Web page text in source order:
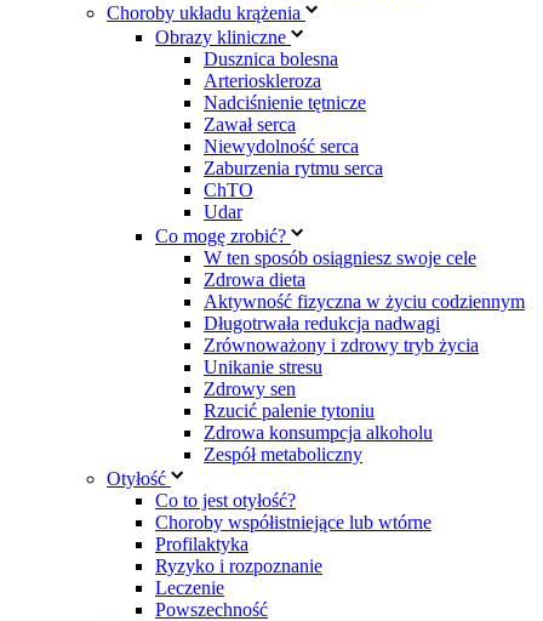
Choroby układu krążenia
Obrazy kliniczne
Dusznica bolesna
Arterioskleroza
Nadciśnienie tętnicze
Zawał serca
Niewydolność serca
Zaburzenia rytmu serca
ChTO
Udar
Co mogę zrobić?
W ten sposób osiągniesz swoje cele
Zdrowa dieta
Aktywność fizyczna w życiu codziennym
Długotrwała redukcja nadwagi
Zrównoważony i zdrowy tryb życia
Unikanie stresu
Zdrowy sen
Rzucić palenie tytoniu
Zdrowa konsumpcja alkoholu
Zespół metaboliczny
Otyłość
Co to jest otyłość?
Choroby współistniejące lub wtórne
Profilaktyka
Ryzyko i rozpoznanie
Leczenie
Powszechność